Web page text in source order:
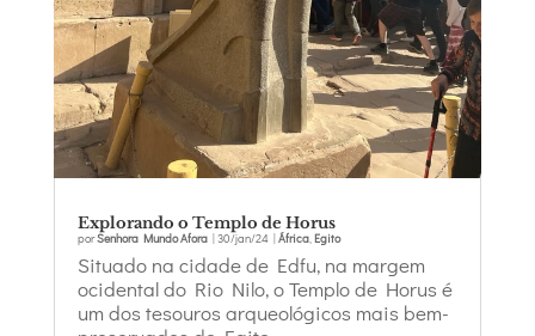
Explorando o Templo de Horus
porSenhora Mundo Afora| 30/jan/24| África, Egito
Situado na cidade de Edfu, na margem
ocidental do Rio Nilo, o Templo de Horus é
um dos tesouros arqueológicos mais bem-